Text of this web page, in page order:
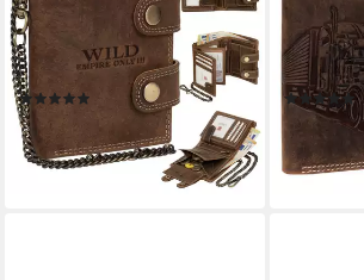
Herren RFID Portemonnaie
Echtleder Geldbörse, RFID
Schutz
19,95 €
lieferbar - in 3-4 Werktagen bei dir
Leder
Motiv,
19,95 €
lieferbar -